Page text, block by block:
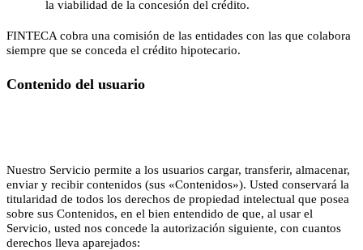
la viabilidad de la concesión del crédito.
FINTECA cobra una comisión de las entidades con las que colabora
siempre que se conceda el crédito hipotecario.
Contenido del usuario
Nuestro Servicio permite a los usuarios cargar, transferir, almacenar,
enviar y recibir contenidos (sus «Contenidos»). Usted conservará la
titularidad de todos los derechos de propiedad intelectual que posea
sobre sus Contenidos, en el bien entendido de que, al usar el
Servicio, usted nos concede la autorización siguiente, con cuantos
derechos lleva aparejados: